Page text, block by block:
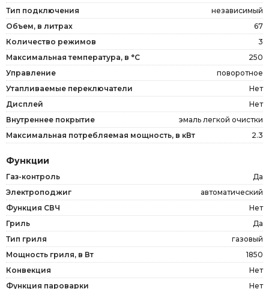
Тип подключения
независимый
Объем, в литрах
67
Количество режимов
3
Максимальная температура, в °C
250
Управление
поворотное
Утапливаемые переключатели
Нет
Дисплей
Нет
Внутреннее покрытие
эмаль легкой очистки
Максимальная потребляемая мощность, в кВт
2.3
Функции
Газ-контроль
Да
Электроподжиг
автоматический
Функция СВЧ
Нет
Гриль
Да
Тип гриля
газовый
Мощность гриля, в Вт
1850
Конвекция
Нет
Функция пароварки
Нет